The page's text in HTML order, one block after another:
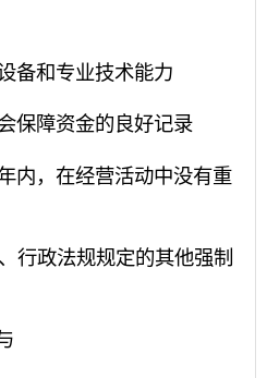
备和专业技术能力
保障资金的良好记录
内，在经营活动中没有重
行政法规规定的其他强制